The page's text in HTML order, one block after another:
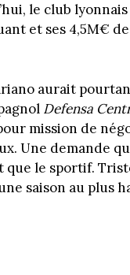
le club
et ses 4,5M€
aurait
Defensa
mission de
Une demande
le sportif.
saison au plus